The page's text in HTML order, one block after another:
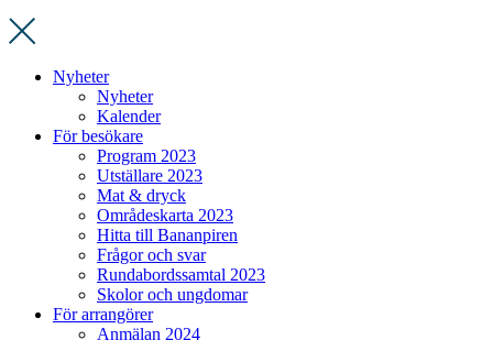
Nyheter
Nyheter
Kalender
För besökare
Program 2023
Utställare 2023
Mat & dryck
Områdeskarta 2023
Hitta till Bananpiren
Frågor och svar
Rundabordssamtal 2023
Skolor och ungdomar
För arrangörer
Anmälan 2024